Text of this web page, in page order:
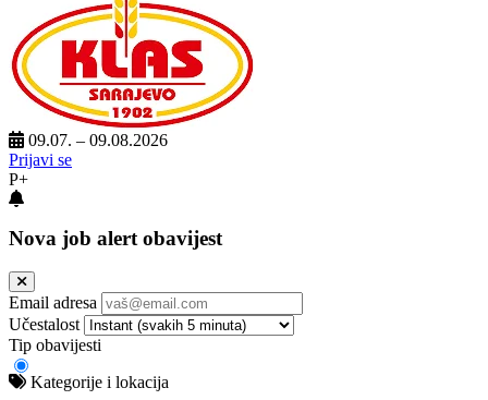
09.07. – 09.08.2026
Prijavi se
P+
Nova job alert obavijest
Email adresa
Učestalost
Tip obavijesti
Kategorije i lokacija